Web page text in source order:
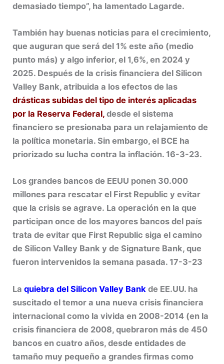
demasiado tiempo”, ha lamentado Lagarde.
También hay buenas noticias para el crecimiento,
que auguran que será del 1% este año (medio
punto más) y algo inferior, el 1,6%, en 2024 y
2025. Después de la crisis financiera del Silicon
Valley Bank, atribuida a los efectos de las
drásticas subidas del tipo de interés aplicadas
por la Reserva Federal, desde el sistema
financiero se presionaba para un relajamiento de
la política monetaria. Sin embargo, el BCE ha
priorizado su lucha contra la inflación. 16-3-23.
Los grandes bancos de EEUU ponen 30.000
millones para rescatar el First Republic y evitar
que la crisis se agrave. La operación en la que
participan once de los mayores bancos del país
trata de evitar que First Republic siga el camino
de Silicon Valley Bank y de Signature Bank, que
fueron intervenidos la semana pasada. 17-3-23
Laquiebra del Silicon Valley Bank de EE.UU. ha
suscitado el temor a una nueva crisis financiera
internacional como la vivida en 2008-2014 (en la
crisis financiera de 2008, quebraron más de 450
bancos en cuatro años, desde entidades de
tamaño muy pequeño a grandes firmas como